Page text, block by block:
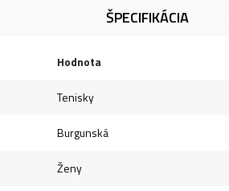
ŠPECIFIKÁCIA
Hodnota
Tenisky
Burgunská
Ženy